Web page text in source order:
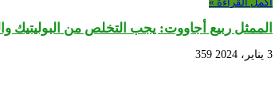
الممثل ربيع أجاووت: يجب التخلص من البوليتيك
3 يناير، 2024 359